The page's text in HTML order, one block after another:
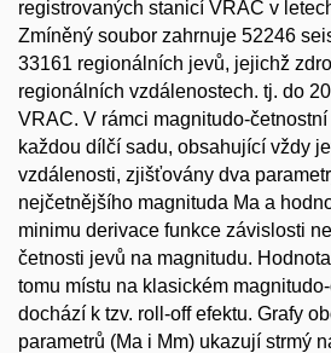
registrovaných stanicí VRAC v
Zmíněný soubor zahrnuje 52246
33161 regionálních jevů, jejichž
regionálních vzdálenostech. tj. do
VRAC. V rámci magnitudo-
každou dílčí sadu, obsahující vždy
vzdálenosti, zjišťovány dva
nejčetnějšího magnituda Ma a
minimu derivace funkce závislosti
četnosti jevů na magnitudu.
tomu místu na klasickém
dochází k tzv. roll-off efektu. Grafy
parametrů (Ma i Mm) ukazují strmý